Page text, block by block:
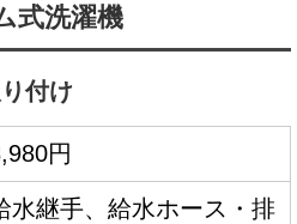
式洗濯機
付け
円
水継手、給水ホース・排